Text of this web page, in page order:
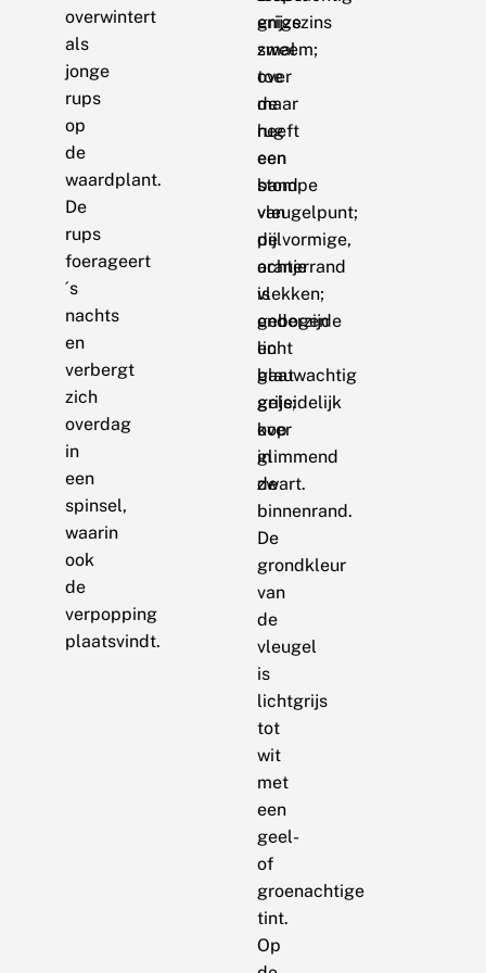
overwintert
als
jonge
rups
op
de
waardplant.
De
rups
foerageert
´s
nachts
en
verbergt
zich
overdag
in
een
spinsel,
waarin
ook
de
verpopping
plaatsvindt.
enigszins
smal
toe
maar
heeft
een
stompe
vleugelpunt;
de
achterrand
is
gebogen
en
gaat
geleidelijk
over
in
de
binnenrand.
De
grondkleur
van
de
vleugel
is
lichtgrijs
tot
wit
met
een
geel-
of
groenachtige
tint.
Op
grijze
zweem;
over
de
rug
een
band
van
pijlvormige,
oranje
vlekken;
onderzijde
licht
blauwachtig
grijs;
kop
glimmend
zwart.